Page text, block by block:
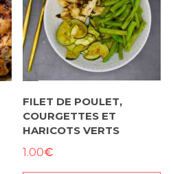
FILET DE POULET,
COURGETTES ET
HARICOTS VERTS
1.00€